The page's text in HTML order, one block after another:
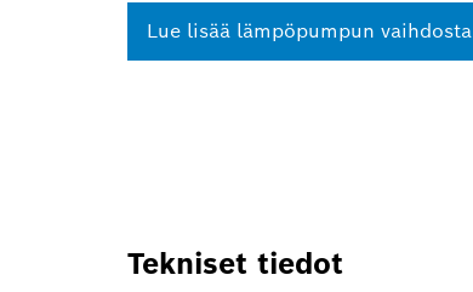
Lue lisää lämpöpumpun vaihdosta
Tekniset tiedot